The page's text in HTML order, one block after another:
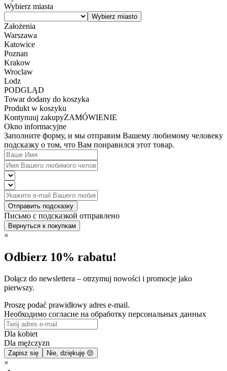
Wybierz miasta
Założenia
Warszawa
Katowice
Poznan
Krakow
Wroclaw
Lodz
PODGLĄD
Towar dodany do koszyka
Produkt w koszyku
Kontynuuj zakupyZAMÓWIENIE
Okno informacyjne
Заполните форму, и мы отправим Вашему любимому человеку
подсказку о том, что Вам понравился этот товар.
Отправить подсказку
Письмо с подсказкой отправлено
Вернуться к покупкам
×
Odbierz 10% rabatu!
Dołącz do newslettera – otrzymuj nowości i promocje jako
pierwszy.
Proszę podać prawidłowy adres e-mail.
Необходимо согласие на обработку персональных данных
Dla kobiet
Dla mężczyzn
Zapisz się Nie, dziękuję 😔
×